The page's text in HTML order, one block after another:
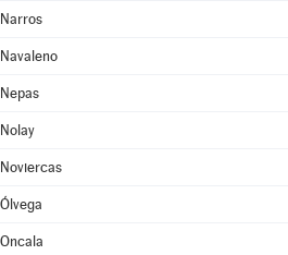
Narros
Navaleno
Nepas
Nolay
Noviercas
Ólvega
Oncala